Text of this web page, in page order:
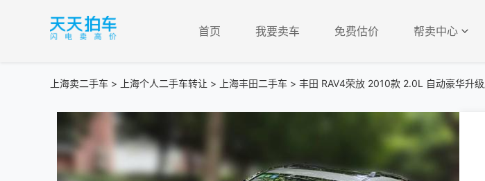
首页 我要卖车 免费估价 帮卖中心
上海卖二手车 > 上海个人二手车转让 > 上海丰田二手车 > 丰田 RAV4荣放 2010款 2.0L 自动豪华升